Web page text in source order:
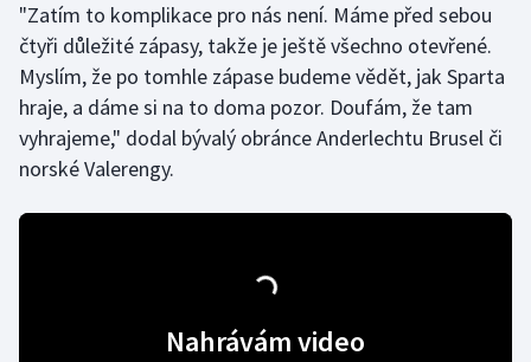
Short track
Sportovní střelba
Stolní tenis
"Zatím to komplikace pro nás není. Máme před sebou
čtyři důležité zápasy, takže je ještě všechno otevřené.
Myslím, že po tomhle zápase budeme vědět, jak Sparta
hraje, a dáme si na to doma pozor. Doufám, že tam
vyhrajeme," dodal bývalý obránce Anderlechtu Brusel či
norské Valerengy.
Nahrávám video